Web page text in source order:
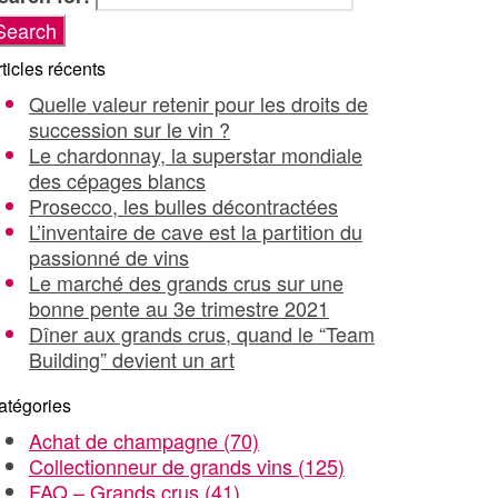
récents
Quelle valeur retenir pour les droits de
succession sur le vin ?
Le chardonnay, la superstar mondiale
des cépages blancs
Prosecco, les bulles décontractées
L’inventaire de cave est la partition du
passionné de vins
Le marché des grands crus sur une
bonne pente au 3e trimestre 2021
Dîner aux grands crus, quand le “Team
Building” devient un art
Achat de champagne (70)
Collectionneur de grands vins (125)
FAQ – Grands crus (41)